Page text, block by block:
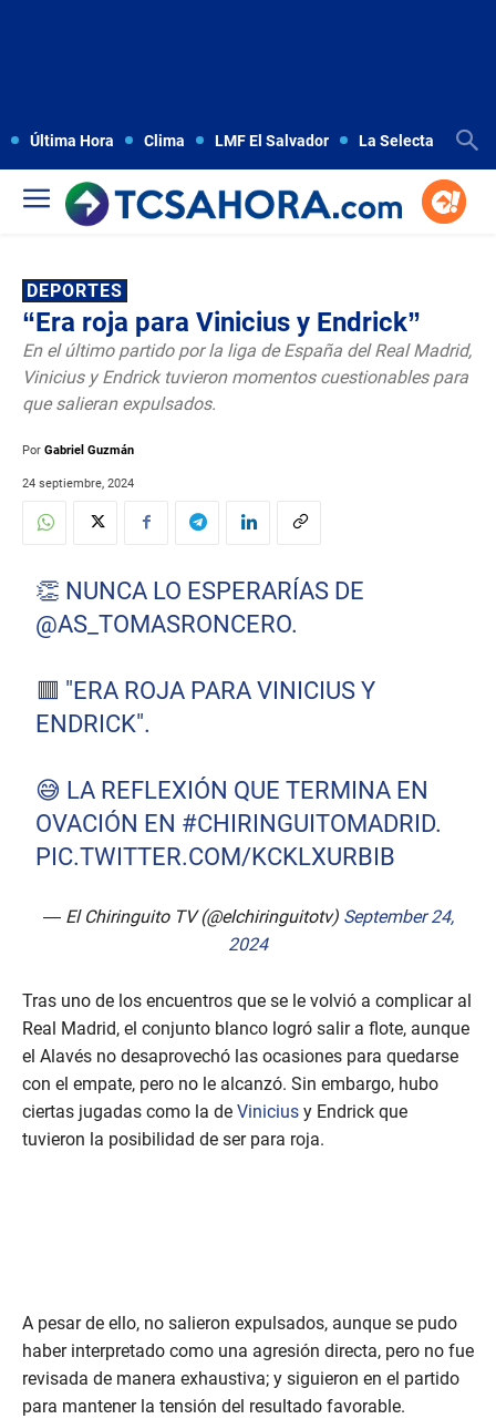
Última Hora Clima LMF El Salvador La Selecta
DEPORTES
“Era roja para Vinicius y Endrick”
En el último partido por la liga de España del Real Madrid,
Vinicius y Endrick tuvieron momentos cuestionables para
que salieran expulsados.
Por Gabriel Guzmán
24 septiembre, 2024
👏 NUNCA LO ESPERARÍAS DE
@AS_TOMASRONCERO.
🟥 "ERA ROJA PARA VINICIUS Y
ENDRICK".
😅 LA REFLEXIÓN QUE TERMINA EN
OVACIÓN EN #CHIRINGUITOMADRID.
PIC.TWITTER.COM/KCKLXURBIB
— El Chiringuito TV (@elchiringuitotv) September 24,
2024
Tras uno de los encuentros que se le volvió a complicar al
Real Madrid, el conjunto blanco logró salir a flote, aunque
el Alavés no desaprovechó las ocasiones para quedarse
con el empate, pero no le alcanzó. Sin embargo, hubo
ciertas jugadas como la de Vinicius y Endrick que
tuvieron la posibilidad de ser para roja.
A pesar de ello, no salieron expulsados, aunque se pudo
haber interpretado como una agresión directa, pero no fue
revisada de manera exhaustiva; y siguieron en el partido
para mantener la tensión del resultado favorable.